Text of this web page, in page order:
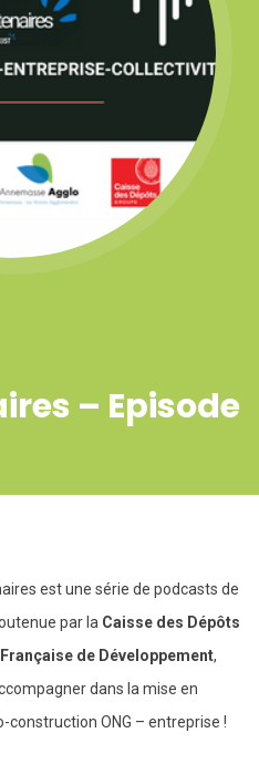
– Episode
est une série de podcasts de
par la Caisse des Dépôts
de Développement,
dans la mise en
ONG – entreprise !